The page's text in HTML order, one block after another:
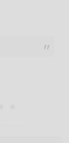
a
sapere.